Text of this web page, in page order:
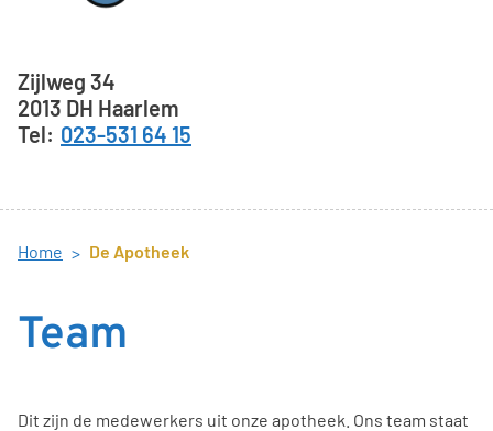
Adresgegevens
Zijlweg 34
2013 DH Haarlem
023-531 64 15
Home De Apotheek
Team
Dit zijn de medewerkers uit onze apotheek. Ons team staat